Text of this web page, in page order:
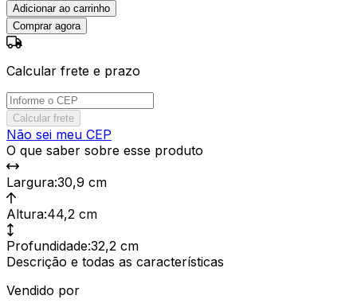
Adicionar ao carrinho
Comprar agora
Calcular frete e prazo
Calcular frete
Não sei meu CEP
O que saber sobre esse produto
Largura:30,9 cm
Altura:44,2 cm
Profundidade:32,2 cm
Descrição e todas as características
Vendido por